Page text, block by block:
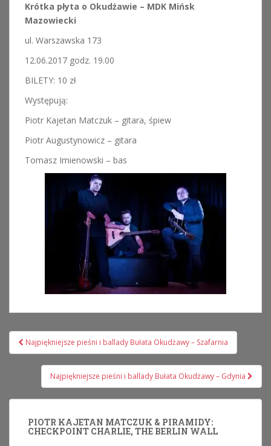
Krótka płyta o Okudżawie – MDK Mińsk
Mazowiecki
ul. Warszawska 173
12.06.2017 godz. 19.00
BILETY: 10 zł
Występują:
Piotr Kajetan Matczuk – gitara, śpiew
Piotr Augustynowicz – gitara
Tomasz Imienowski – bas
Nawigacja
wpisu
Najpiękniejsze pieśni i ballady Bułata Okudżawy – Szafarnia
Najpiękniejsze pieśni i ballady Bułata Okudżawy – Gdynia
PIOTR KAJETAN MATCZUK & PIRAMIDY:
CHECKPOINT CHARLIE, THE BERLIN WALL